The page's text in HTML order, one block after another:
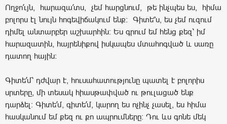
Ողջո՛ւյն, հարազա՛տս, չեմ հարցնում, թե ինչպես ես, հիմա
բոլորս էլ նույն հոգեվիճակում ենք: Գիտե՞ս, ես չեմ ուզում
դիմել անտարբեր աշխարհին: Ես գրում եմ հենց քեզ՝ իմ
հարազատին, հայրենիքով իսկապես մտահոգված և սառը
դատող հային:
Գիտե՛մ՝ դժվար է, հուսահատությունը պատել է բոլորիս
սրտերը, մի տեսակ հիասթափված ու թուլացած ենք
դարձել: Գիտե՛մ, գիտե՛մ, կարող ես ոչինչ չասել, ես հիմա
հասկանում եմ քեզ ու քո ապրումները: Դու ևս գոնե մեկ